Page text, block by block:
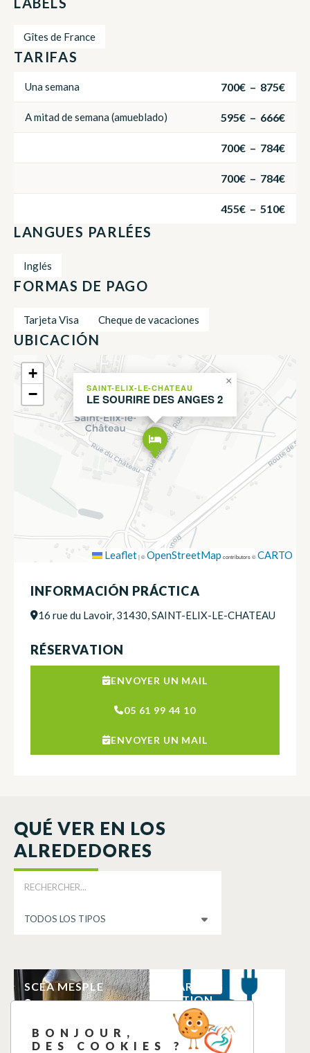
Gîtes de France
TARIFAS
Una semana 700€ – 875€
A mitad de semana (amueblado) 595€ – 666€
700€ – 784€
700€ – 784€
455€ – 510€
LANGUES PARLÉES
Inglés
FORMAS DE PAGO
Tarjeta Visa Cheque de vacaciones
UBICACIÓN
SAINT-ELIX-LE-CHATEAU
LE SOURIRE DES ANGES 2
×
+
−
Leaflet|©OpenStreetMap contributors ©CARTO
INFORMACIÓN PRÁCTICA
16 rue du Lavoir, 31430, SAINT-ELIX-LE-CHATEAU
RÉSERVATION
ENVOYER UN MAIL
05 61 99 44 10
ENVOYER UN MAIL
QUÉ VER EN LOS
ALREDEDORES
SCEA MESPLE
SAINT-ELIX-LE-
CHARGING
STATION
SAINT-ELIX-LE-
CHATEAU
BONJOUR,
DES COOKIES ?